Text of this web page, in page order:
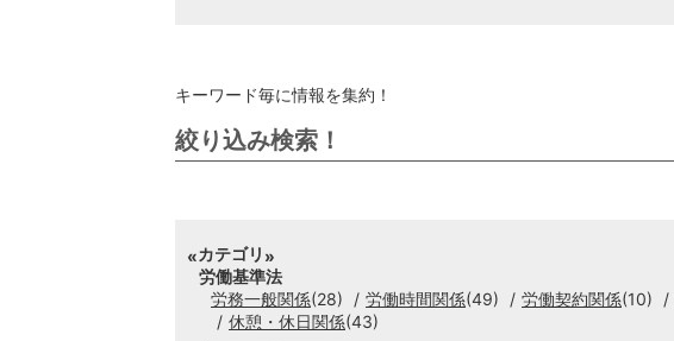
キーワード毎に情報を集約！
絞り込み検索！
カテゴリ
労働基準法
労務一般関係(28) 労働時間関係(49) 労働契約関係(10)
休憩・休日関係(43)